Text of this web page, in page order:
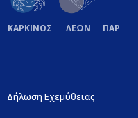
ΚΑΡΚΙΝΟΣ ΛΕΩΝ
Δήλωση Εχεμύθειας